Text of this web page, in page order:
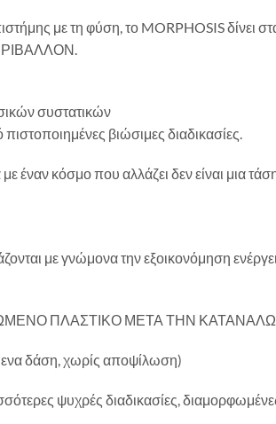
με τη φύση, το MORPHOSIS δίνει
συστατικών
βιώσιμες διαδικασίες.
έναν κόσμο που αλλάζει δεν είναι μια
με γνώμονα την εξοικονόμηση
ΠΛΑΣΤΙΚΟ ΜΕΤΑ ΤΗΝ
δάση, χωρίς αποψίλωση)
ψυχρές διαδικασίες,